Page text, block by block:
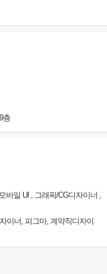
층
바일 UI , 그래픽/CG디자이너 ,
이너, 피그마, 계약직디자이